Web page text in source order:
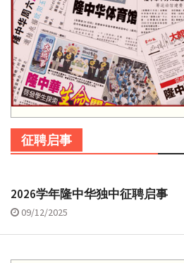
征聘启事
2026学年隆中华独中征聘启事
09/12/2025